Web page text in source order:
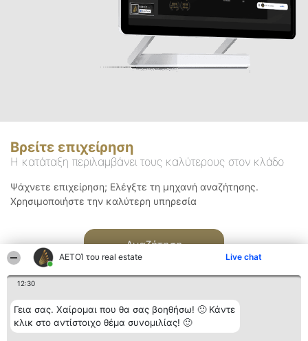
ΑΕΤΟΊ του real estate Live chat
12:30
Γεια σας. Χαίρομαι που θα σας βοηθήσω! 🙂 Κάντε
κλικ στο αντίστοιχο θέμα συνομιλίας! 🙂
Βρείτε επιχείρηση
Η κατάταξη περιλαμβάνει τους καλύτερους στον κλάδο
Ψάχνετε επιχείρηση; Ελέγξτε τη μηχανή αναζήτησης.
Χρησιμοποιήστε την καλύτερη υπηρεσία
Αναζήτηση